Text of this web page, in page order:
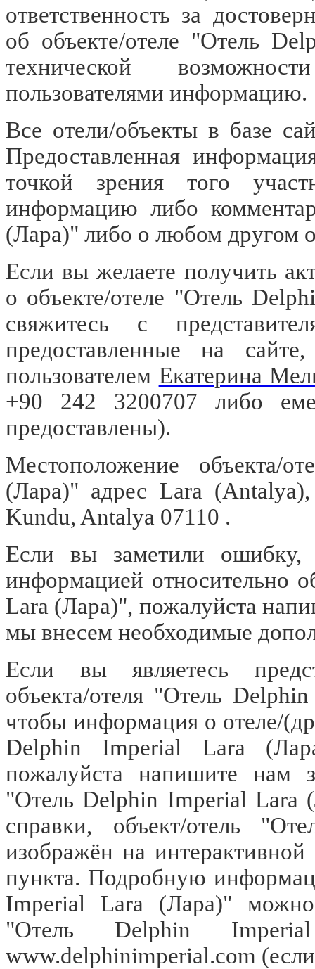
ответственность за
об объекте/отеле "Отель
технической
пользователями информацию.
Все отели/объекты в базе
Предоставленная
точкой зрения того
информацию либо
(Лара)" либо о любом другом
Если вы желаете получить
о объекте/отеле "Отель
свяжитесь с
предоставленные на
пользователем Екатерина
+90 242 3200707 либо
предоставлены).
Местоположение объекта/
(Лара)" адрес Lara
Kundu, Antalya 07110 .
Если вы заметили ошибку,
информацией относительно
Lara (Лара)", пожалуйста
мы внесем необходимые
Если вы являетесь
объекта/отеля "Отель
чтобы информация о отеле/
Delphin Imperial Lara
пожалуйста напишите нам
"Отель Delphin Imperial Lara
справки, объект/отель
изображён на
пункта. Подробную
Imperial Lara (Лара)" можно
"Отель Delphin
www.delphinimperial.com